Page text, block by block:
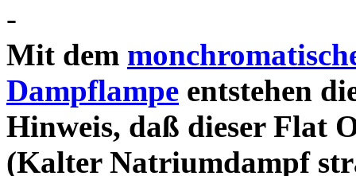
-
Mit dem
Dampflampe entstehen
Hinweis, daß dieser
(Kalter Natriumdampf